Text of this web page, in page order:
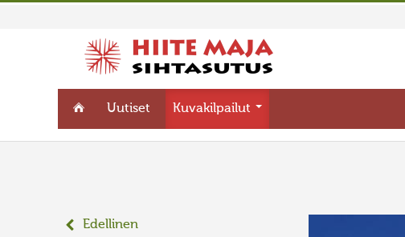
Uutiset Kuvakilpailut
Edellinen